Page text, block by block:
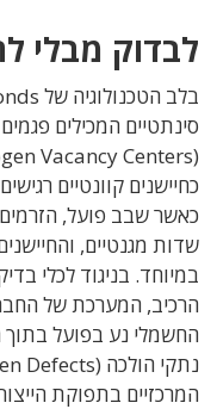
לבדוק מבלי
כחיישנים קוונטיים
כאשר שבב פועל, הזרמים
שדות מגנטיים,
במיוחד. בניגוד לכלי
הרכיב, המערכת של
החשמלי נע בפועל
המרכזיים בתפוקת